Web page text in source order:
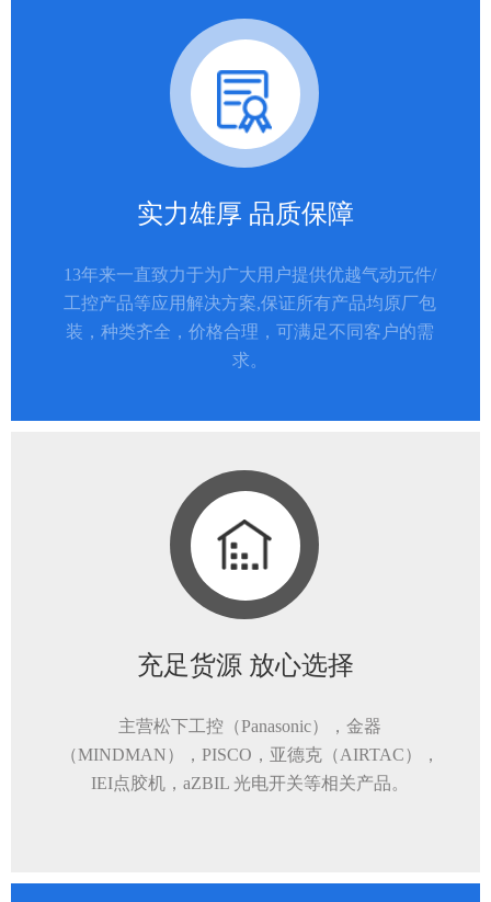
实力雄厚 品质保障
13年来一直致力于为广大用户提供优越气动元件/
工控产品等应用解决方案,保证所有产品均原厂包
装，种类齐全，价格合理，可满足不同客户的需
求。
充足货源 放心选择
主营松下工控（Panasonic），金器
（MINDMAN），PISCO，亚德克（AIRTAC），
IEI点胶机，aZBIL 光电开关等相关产品。